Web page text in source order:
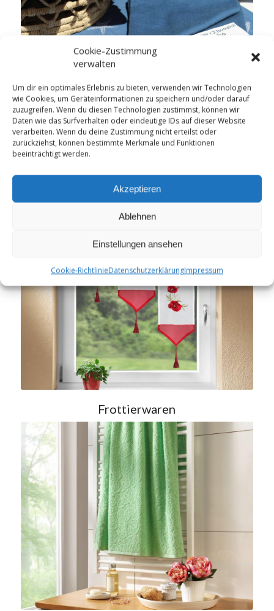
Cookie-Zustimmung
verwalten
Um dir ein optimales Erlebnis zu bieten, verwenden wir Technologien
wie Cookies, um Geräteinformationen zu speichern und/oder darauf
zuzugreifen. Wenn du diesen Technologien zustimmst, können wir
Daten wie das Surfverhalten oder eindeutige IDs auf dieser Website
verarbeiten. Wenn du deine Zustimmung nicht erteilst oder
zurückziehst, können bestimmte Merkmale und Funktionen
beeinträchtigt werden.
Akzeptieren
Ablehnen
Einstellungen ansehen
Cookie-RichtlinieDatenschutzerklärungImpressum
Gardinen
Frottierwaren